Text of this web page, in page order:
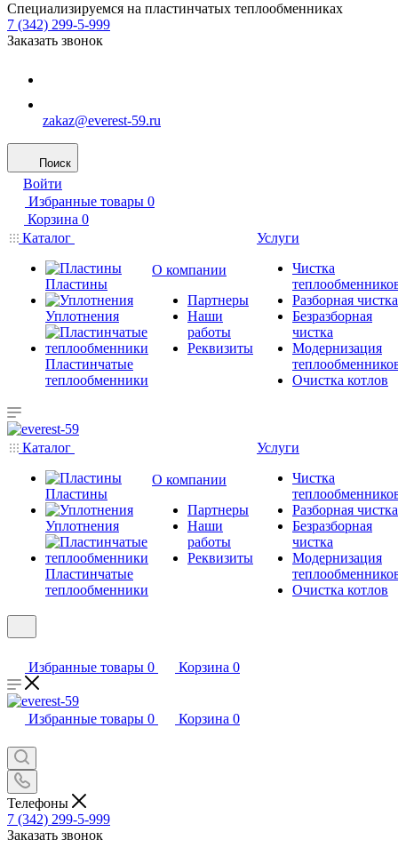
Специализируемся на пластинчатых теплообменниках
7 (342) 299-5-999
Заказать звонок
zakaz@everest-59.ru
Поиск
Войти
Избранные товары 0
Корзина 0
Каталог
Пластины
Уплотнения
Пластинчатые
теплообменники
О компании
Партнеры
Наши
работы
Реквизиты
Услуги
Чистка
Разборная чистка
Безразборная
чистка
Модернизация
Очистка котлов
Каталог
Пластины
Уплотнения
Пластинчатые
теплообменники
О компании
Партнеры
Наши
работы
Реквизиты
Услуги
Чистка
Разборная чистка
Безразборная
чистка
Модернизация
Очистка котлов
Избранные товары 0 Корзина 0
Избранные товары 0 Корзина 0
Телефоны
7 (342) 299-5-999
Заказать звонок